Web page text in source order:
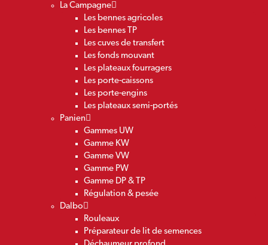
La Campagne
Les bennes agricoles
Les bennes TP
Les cuves de transfert
Les fonds mouvant
Les plateaux fourragers
Les porte-caissons
Les porte-engins
Les plateaux semi-portés
Panien
Gammes UW
Gamme KW
Gamme VW
Gamme PW
Gamme DP & TP
Régulation & pesée
Dalbo
Rouleaux
Préparateur de lit de semences